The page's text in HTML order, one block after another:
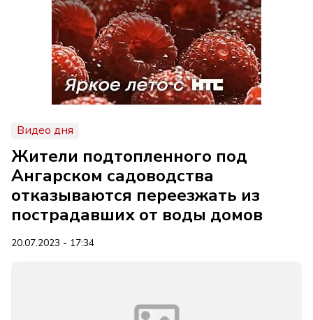
Видео дня
Жители подтопленного под
Ангарском садоводства
отказываются переезжать из
пострадавших от воды домов
20.07.2023 - 17:34